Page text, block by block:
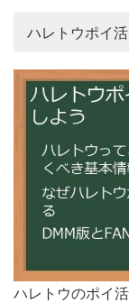
ハレトウポイ
ハレトウのポイ